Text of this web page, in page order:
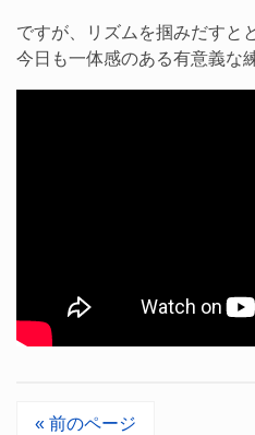
ですが、リズムを掴みだすと
今日も一体感のある有意義な
« 前のページ